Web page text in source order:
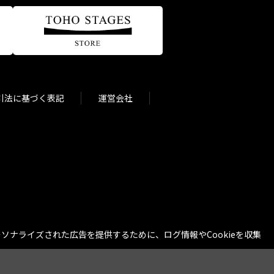
法に基づく表記 運営会社
ナライズされた広告を提供するために、ログ情報やCookieを収集